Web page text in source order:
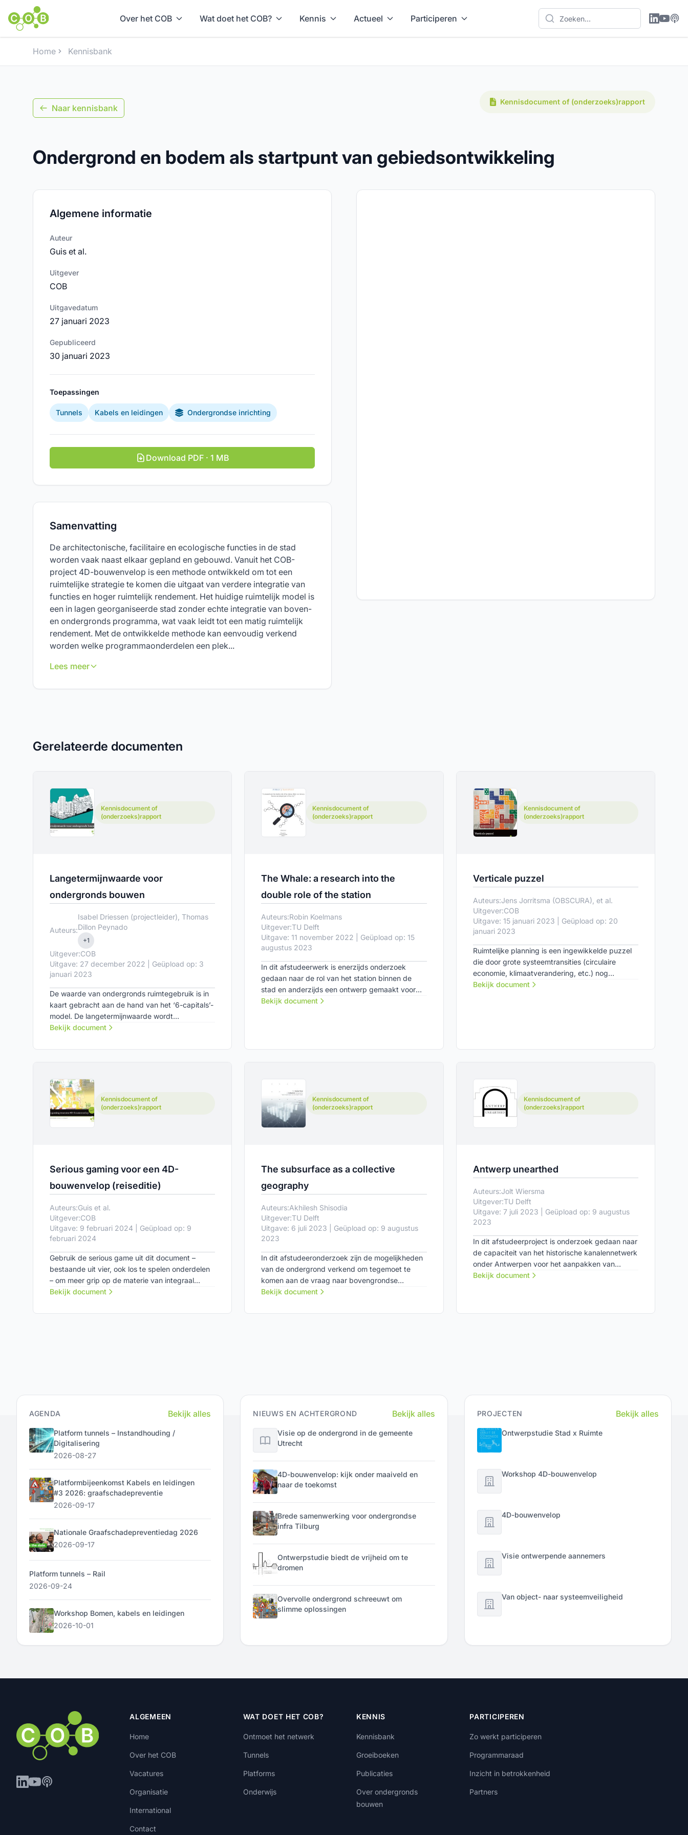
Over het COB Wat doet het COB? Kennis Actueel Participeren
Home Kennisbank
Naar kennisbank
Kennisdocument of (onderzoeks)rapport
Ondergrond en bodem als startpunt van gebiedsontwikkeling
Algemene informatie
Auteur
Guis et al.
Uitgever
COB
Uitgavedatum
27 januari 2023
Gepubliceerd
30 januari 2023
Toepassingen
Tunnels Kabels en leidingen Ondergrondse inrichting
Download PDF · 1 MB
Samenvatting
De architectonische, facilitaire en ecologische functies in de stad
worden vaak naast elkaar gepland en gebouwd. Vanuit het COB-
project 4D-bouwenvelop is een methode ontwikkeld om tot een
ruimtelijke strategie te komen die uitgaat van verdere integratie van
functies en hoger ruimtelijk rendement. Het huidige ruimtelijk model is
een in lagen georganiseerde stad zonder echte integratie van boven-
en ondergronds programma, wat vaak leidt tot een matig ruimtelijk
rendement. Met de ontwikkelde methode kan eenvoudig verkend
worden welke programmaonderdelen een plek...
Lees meer
Gerelateerde documenten
Kennisdocument of
(onderzoeks)rapport
Langetermijnwaarde voor
ondergronds bouwen
Auteurs:
Isabel Driessen (projectleider), Thomas
Dillon Peynado
+1
Uitgever:COB
Uitgave: 27 december 2022 | Geüpload op: 3
januari 2023
De waarde van ondergronds ruimtegebruik is in
kaart gebracht aan de hand van het ‘6-capitals’-
model. De langetermijnwaarde wordt
onderverdeeld in financiële, productieve,
waarde. In dit onderzoek zijn deze waarden voor
zowel in tekst als in beeld toegelicht. Het
resultaat is een document met inspirerende
keuzekaarten waarmee per thema de ambities
voor een gebiedsontwikkelingsproject bepaald
kunnen worden.
Bekijk document
Kennisdocument of
(onderzoeks)rapport
The Whale: a research into the
double role of the station
Auteurs:Robin Koelmans
Uitgever:TU Delft
Uitgave: 11 november 2022 | Geüpload op: 15
augustus 2023
In dit afstudeerwerk is enerzijds onderzoek
gedaan naar de rol van het station binnen de
stad en anderzijds een ontwerp gemaakt voor
het vernieuwde station Amsterdam Zuid, waarbij
Bekijk document
Kennisdocument of
(onderzoeks)rapport
Verticale puzzel
Auteurs:Jens Jorritsma (OBSCURA), et al.
Uitgever:COB
Uitgave: 15 januari 2023 | Geüpload op: 20
januari 2023
Ruimtelijke planning is een ingewikkelde puzzel
die door grote systeemtransities (circulaire
economie, klimaatverandering, etc.) nog
complexer wordt. Vanuit het COB-project 4D-
Bekijk document
Kennisdocument of
(onderzoeks)rapport
Serious gaming voor een 4D-
bouwenvelop (reiseditie)
Auteurs:Guis et al.
Uitgever:COB
Uitgave: 9 februari 2024 | Geüpload op: 9
februari 2024
Gebruik de serious game uit dit document –
bestaande uit vier, ook los te spelen onderdelen
– om meer grip op de materie van integraal
ontwerpen.
Bekijk document
Kennisdocument of
(onderzoeks)rapport
The subsurface as a collective
geography
Auteurs:Akhilesh Shisodia
Uitgever:TU Delft
Uitgave: 6 juli 2023 | Geüpload op: 9 augustus
2023
In dit afstudeeronderzoek zijn de mogelijkheden
van de ondergrond verkend om tegemoet te
komen aan de vraag naar bovengrondse
openbare ruimte en mobiliteit in de stad
Bekijk document
Kennisdocument of
(onderzoeks)rapport
Antwerp unearthed
Auteurs:Jolt Wiersma
Uitgever:TU Delft
Uitgave: 7 juli 2023 | Geüpload op: 9 augustus
2023
In dit afstudeerproject is onderzoek gedaan naar
de capaciteit van het historische kanalennetwerk
onder Antwerpen voor het aanpakken van
toekomstige opgaven voor ecologische en
Bekijk document
AGENDA Bekijk alles
Platform tunnels – Instandhouding /
Digitalisering
2026-08-27
Platformbijeenkomst Kabels en leidingen
#3 2026: graafschadepreventie
2026-09-17
Nationale Graafschadepreventiedag 2026
2026-09-17
Platform tunnels – Rail
2026-09-24
Workshop Bomen, kabels en leidingen
2026-10-01
NIEUWS EN ACHTERGROND Bekijk alles
Visie op de ondergrond in de gemeente
Utrecht
4D-bouwenvelop: kijk onder maaiveld en
naar de toekomst
Brede samenwerking voor ondergrondse
infra Tilburg
Ontwerpstudie biedt de vrijheid om te
dromen
Overvolle ondergrond schreeuwt om
slimme oplossingen
PROJECTEN Bekijk alles
Ontwerpstudie Stad x Ruimte
Workshop 4D-bouwenvelop
4D-bouwenvelop
Visie ontwerpende aannemers
Van object- naar systeemveiligheid
ALGEMEEN
Home
Over het COB
Vacatures
Organisatie
International
Contact
WAT DOET HET COB?
Ontmoet het netwerk
Tunnels
Platforms
Onderwijs
KENNIS
Kennisbank
Groeiboeken
Publicaties
Over ondergronds
bouwen
PARTICIPEREN
Zo werkt participeren
Programmaraad
Inzicht in betrokkenheid
Partners